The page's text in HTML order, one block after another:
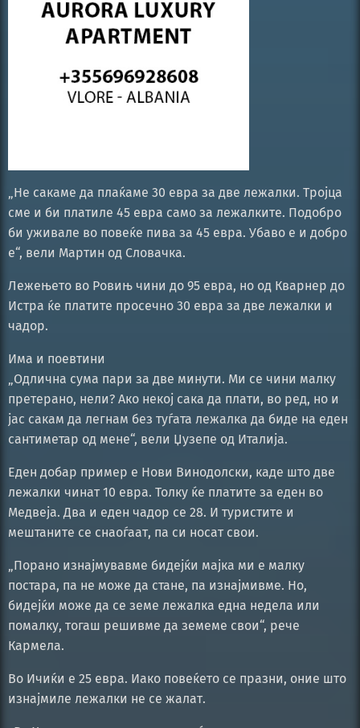
„Не сакаме да плаќаме 30 евра за две лежалки. Тројца
сме и би платиле 45 евра само за лежалките. Подобро
би уживале во повеќе пива за 45 евра. Убаво е и добро
е“, вели Мартин од Словачка.
Лежењето во Ровињ чини до 95 евра, но од Кварнер до
Истра ќе платите просечно 30 евра за две лежалки и
чадор.
Има и поевтини
„Одлична сума пари за две минути. Ми се чини малку
претерано, нели? Ако некој сака да плати, во ред, но и
јас сакам да легнам без туѓата лежалка да биде на еден
сантиметар од мене“, вели Џузепе од Италија.
Еден добар пример е Нови Винодолски, каде што две
лежалки чинат 10 евра. Толку ќе платите за еден во
Медвеја. Два и еден чадор се 28. И туристите и
мештаните се снаоѓаат, па си носат свои.
„Порано изнајмувавме бидејќи мајка ми е малку
постара, па не може да стане, па изнајмивме. Но,
бидејќи може да се земе лежалка една недела или
помалку, тогаш решивме да земеме свои“, рече
Кармела.
Во Ичиќи е 25 евра. Иако повеќето се празни, оние што
изнајмиле лежалки не се жалат.